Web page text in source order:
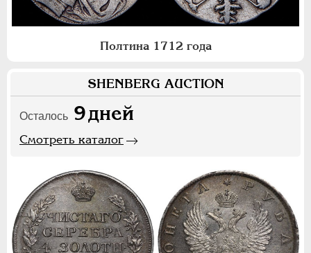
Полтина 1712 года
SHENBERG AUCTION
Осталось 9дней
Смотреть каталог